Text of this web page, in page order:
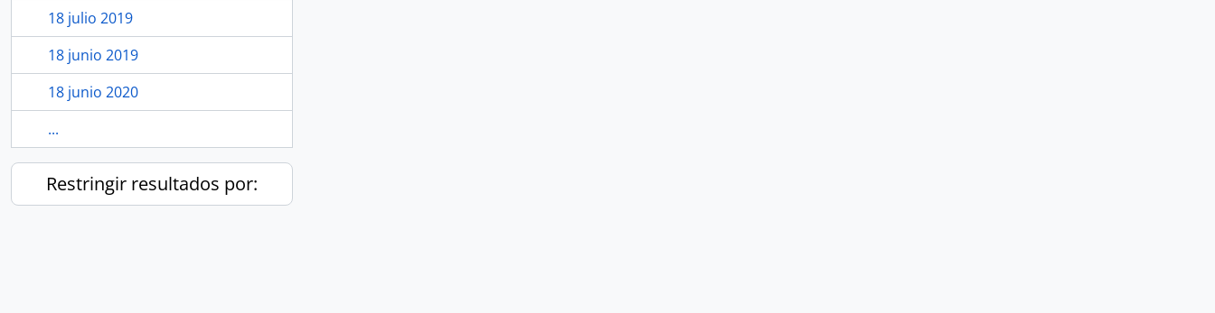
18 julio 2019
18 junio 2019
18 junio 2020
...
Restringir resultados por: